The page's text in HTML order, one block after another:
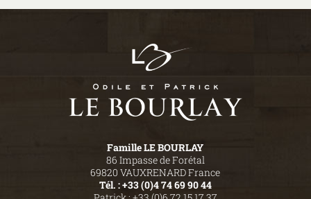
Famille LE BOURLAY
86 Impasse de Forétal
69820 VAUXRENARD France
Tél. : +33 (0)4 74 69 90 44